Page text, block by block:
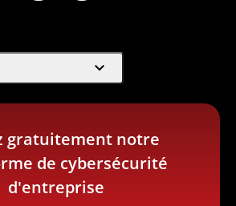
expand_more
gratuitement notre
de cybersécurité
d'entreprise